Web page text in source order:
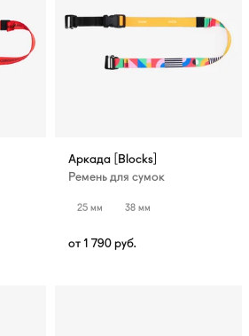
Аркада [Blocks]
Ремень для сумок
25 мм 38 мм
от 1 790 руб.